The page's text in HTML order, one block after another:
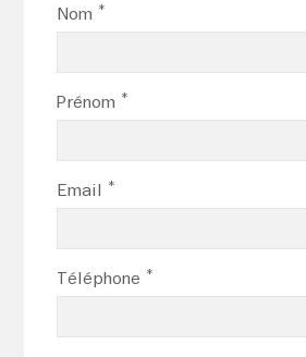
Nom *
Prénom *
Email *
Téléphone *